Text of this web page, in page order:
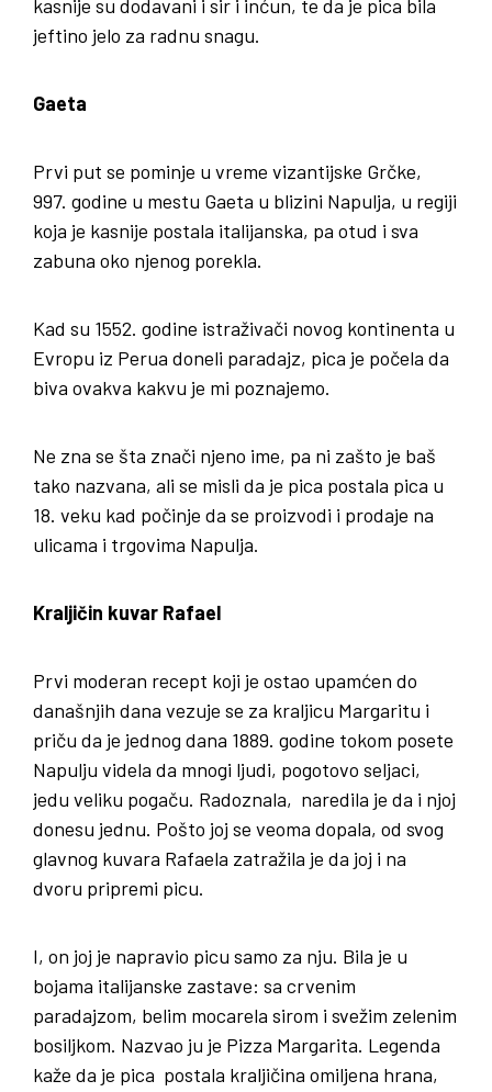
kasnije su dodavani i sir i inćun, te da je pica bila
jeftino jelo za radnu snagu.
Gaeta
Prvi put se pominje u vreme vizantijske Grčke,
997. godine u mestu Gaeta u blizini Napulja, u regiji
koja je kasnije postala italijanska, pa otud i sva
zabuna oko njenog porekla.
Kad su 1552. godine istraživači novog kontinenta u
Evropu iz Perua doneli paradajz, pica je počela da
biva ovakva kakvu je mi poznajemo.
Ne zna se šta znači njeno ime, pa ni zašto je baš
tako nazvana, ali se misli da je pica postala pica u
18. veku kad počinje da se proizvodi i prodaje na
ulicama i trgovima Napulja.
Kraljičin kuvar Rafael
Prvi moderan recept koji je ostao upamćen do
današnjih dana vezuje se za kraljicu Margaritu i
priču da je jednog dana 1889. godine tokom posete
Napulju videla da mnogi ljudi, pogotovo seljaci,
jedu veliku pogaču. Radoznala, naredila je da i njoj
donesu jednu. Pošto joj se veoma dopala, od svog
glavnog kuvara Rafaela zatražila je da joj i na
dvoru pripremi picu.
I, on joj je napravio picu samo za nju. Bila je u
bojama italijanske zastave: sa crvenim
paradajzom, belim mocarela sirom i svežim zelenim
bosiljkom. Nazvao ju je Pizza Margarita. Legenda
kaže da je pica postala kraljičina omiljena hrana,